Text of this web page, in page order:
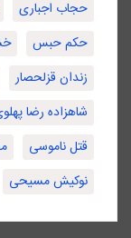
حجاب اجباری
حکم حبس
زندان قزلحصار
شاهزاده رضا
قتل ناموسی
نوکیش مسیحی